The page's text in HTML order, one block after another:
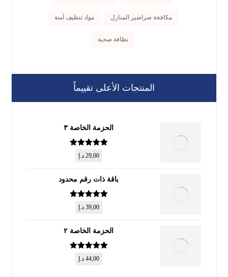
مكافحة صراصير المنازل مواد تنظيف آمنة
نظافة صحية
المنتجات الأعلى تقييماً
الحزمة الخاصة ٣
تم التقييم
من 5
29,00 د.إ
باقة ذات رقم محدود
تم التقييم
من 5
39,00 د.إ
الحزمة الخاصة ٢
تم التقييم
من 5
44,00 د.إ